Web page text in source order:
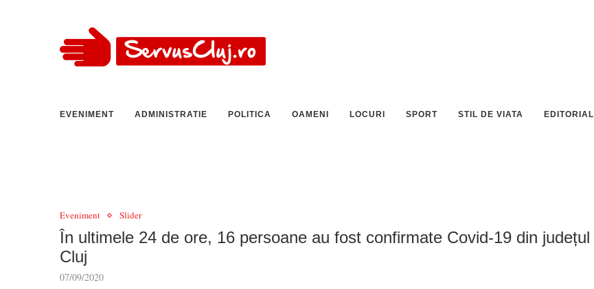
EVENIMENT ADMINISTRATIE POLITICA OAMENI LOCURI SPORT STIL DE VIATA EDITORIAL
Eveniment Slider
În ultimele 24 de ore, 16 persoane au fost confirmate Covid-19 din județul
Cluj
07/09/2020